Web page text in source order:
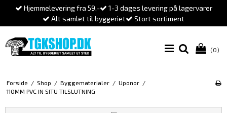
Hjemmelevering fra 59,-
1-3 dages levering på lagervarer
Alt samlet til byggeriet
Stort sortiment
(0)
Forside / Shop / Byggematerialer / Uponor /
110MM PVC IN SITU TILSLUTNING